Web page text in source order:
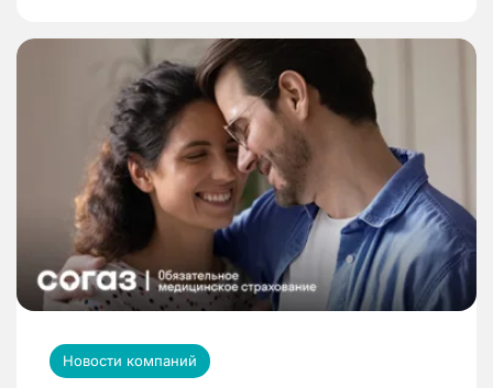
Новости компаний